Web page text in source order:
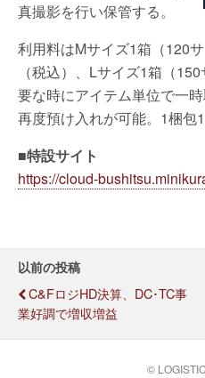
真撮影を行い保管する。
利用料はMサイズ1箱（120
（税込）、Lサイズ1箱（
要な時にアイテム単位で一
再度預け入れが可能。1梱包
■特設サイト
https://cloud-
以前の投稿
C&FロジHD決算、DC･TC事
業好調で増収増益
©